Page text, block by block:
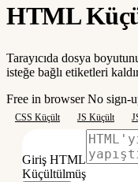
HTML
Tarayıcıda dosya
isteğe bağlı etiketleri
Free in browserNo sign-
CSS Küçült JS Küçült
Giriş HTML
Küçültülmüş